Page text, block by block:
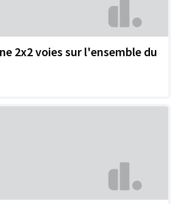
2x2 voies sur l'ensemble du